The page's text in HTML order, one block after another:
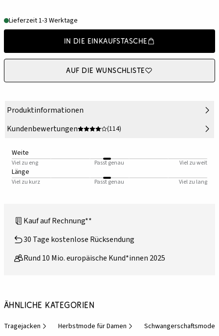
Lieferzeit 1-3 Werktage
In die Einkaufstasche
Auf die Wunschliste
Produktinformationen
Kundenbewertungen
(114)
Weite
Viel zu eng Passt genau Viel zu weit
Länge
Viel zu kurz Passt genau Viel zu lang
Kauf auf Rechnung**
30 Tage kostenlose Rücksendung
Rund 10 Mio. europäische Kund*innen 2025
Ähnliche Kategorien
Tragejacken Herbstmode für Damen Schwangerschaftsmode